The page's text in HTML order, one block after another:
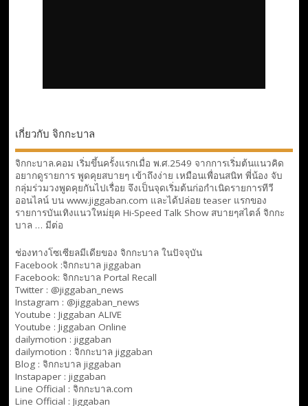
เกี่ยวกับ จิกกะบาล
จิกกะบาล.คอม เริ่มขึ้นครั้งแรกเมื่อ พ.ศ.2549 จากการเริ่มต้นแนวคิด
อยากดูรายการ พูดคุยสบายๆ เข้าถึงง่าย เหมือนเพื่อนสนิท พี่น้อง จับ
กลุ่มร่วมวงพูดคุยกันไปเรื่อย จึงเป็นจุดเริ่มต้นก่อกำเนิดรายการทีวี
ออนไลน์ บน www.jiggaban.com และได้ปล่อย teaser แรกของ
รายการบันเทิงแนวใหม่ยุค Hi-Speed Talk Show สบายๆสไตล์ จิกกะ
บาล … มีต่อ
ช่องทางโซเซียลมีเดียของ จิกกะบาล ในปัจจุบัน
Facebook :จิกกะบาล jiggaban
Facebook: จิกกะบาล Portal Recall
Twitter : @jiggaban_news
Instagram : @jiggaban_news
Youtube : Jiggaban ALIVE
Youtube : Jiggaban Online
dailymotion : jiggaban
dailymotion : จิกกะบาล jiggaban
Blog : จิกกะบาล jiggaban
Instapaper : jiggaban
Line Official : จิกกะบาล.com
Line Official : Jiggaban